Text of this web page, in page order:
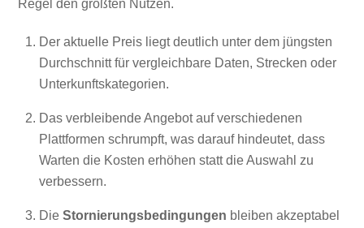
Regel den größten Nutzen.
Der aktuelle Preis liegt deutlich unter dem jüngsten
Durchschnitt für vergleichbare Daten, Strecken oder
Unterkunftskategorien.
Das verbleibende Angebot auf verschiedenen
Plattformen schrumpft, was darauf hindeutet, dass
Warten die Kosten erhöhen statt die Auswahl zu
verbessern.
Die Stornierungsbedingungen bleiben akzeptabel